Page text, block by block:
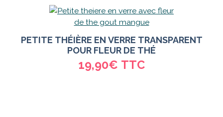
PETITE THÉIÈRE EN VERRE TRANSPARENT
POUR FLEUR DE THÉ
19,90€ TTC